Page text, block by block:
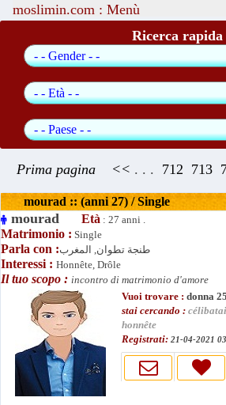
moslimin.com : Menù
Ricerca rapida
Prima pagina << . . . 712 713
mourad :: (anni 27) / Single
mourad Età : 27 anni .
Matrimonio : Single
Parla con :طنجة تطوان, المغرب
Interessi : Honnête, Drôle
Il tuo scopo : incontro di matrimonio d'amore
Vuoi trovare : donna
stai cercando :
honnête
Registrati: 21-04-2021